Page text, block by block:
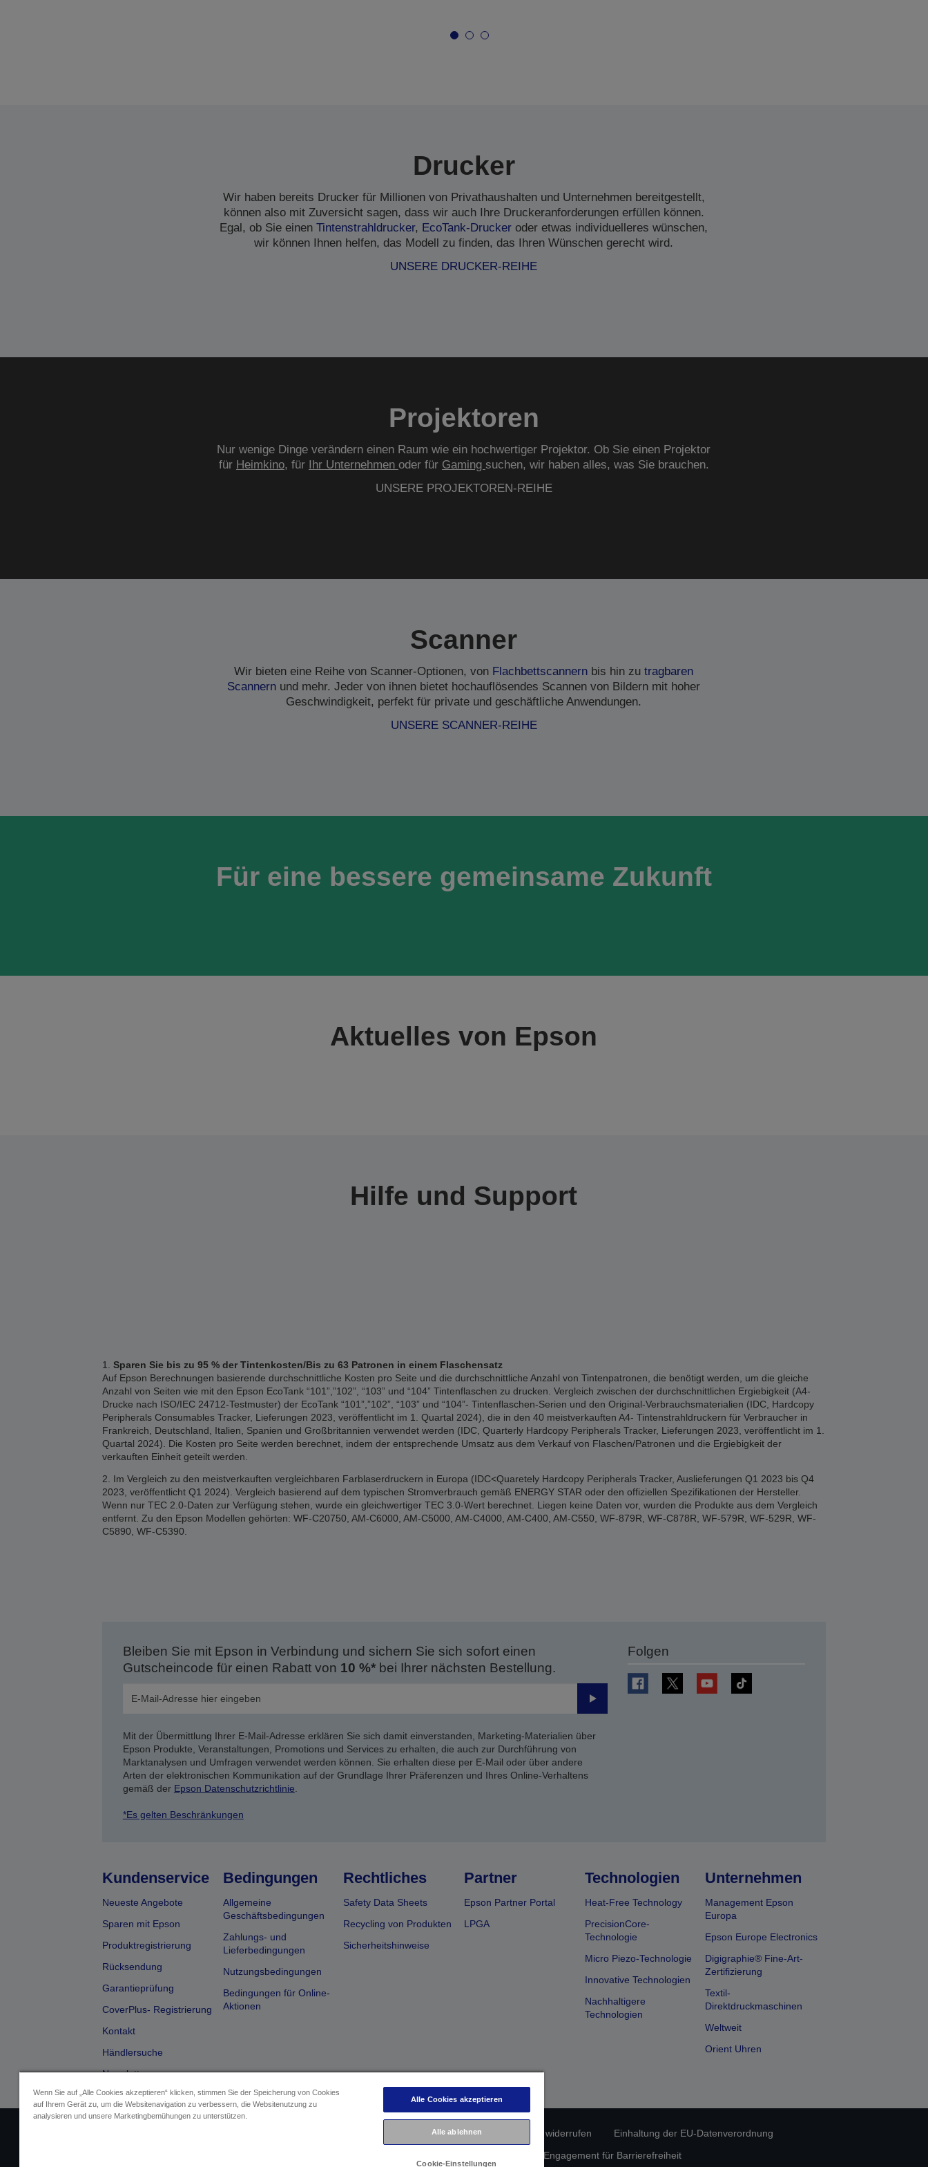
Drucker
Wir haben bereits Drucker für Millionen von Privathaushalten und Unternehmen bereitgestellt,
können also mit Zuversicht sagen, dass wir auch Ihre Druckeranforderungen erfüllen können.
Egal, ob Sie einenTintenstrahldrucker, EcoTank-Drucker oder etwas individuelleres wünschen,
wir können Ihnen helfen, das Modell zu finden, das Ihren Wünschen gerecht wird.
UNSERE DRUCKER-REIHE
Projektoren
Nur wenige Dinge verändern einen Raum wie ein hochwertiger Projektor. Ob Sie einen Projektor
für Heimkino, für Ihr Unternehmen oder für Gaming suchen, wir haben alles, was Sie brauchen.
UNSERE PROJEKTOREN-REIHE
Scanner
Wir bieten eine Reihe von Scanner-Optionen, von Flachbettscannern bis hin zutragbaren
Scannern und mehr. Jeder von ihnen bietet hochauflösendes Scannen von Bildern mit hoher
Geschwindigkeit, perfekt für private und geschäftliche Anwendungen.
UNSERE SCANNER-REIHE
Für eine bessere gemeinsame Zukunft
Aktuelles von Epson
Hilfe und Support
1. Sparen Sie bis zu 95 % der Tintenkosten/Bis zu 63 Patronen in einem Flaschensatz
Auf Epson Berechnungen basierende durchschnittliche Kosten pro Seite und die durchschnittliche Anzahl von Tintenpatronen, die benötigt werden, um die gleiche
Anzahl von Seiten wie mit den Epson EcoTank “101”,”102”, “103” und “104” Tintenflaschen zu drucken. Vergleich zwischen der durchschnittlichen Ergiebigkeit (A4-
Drucke nach ISO/IEC 24712-Testmuster) der EcoTank “101”,”102”, “103” und “104”- Tintenflaschen-Serien und den Original-Verbrauchsmaterialien (IDC, Hardcopy
Peripherals Consumables Tracker, Lieferungen 2023, veröffentlicht im 1. Quartal 2024), die in den 40 meistverkauften A4- Tintenstrahldruckern für Verbraucher in
Frankreich, Deutschland, Italien, Spanien und Großbritannien verwendet werden (IDC, Quarterly Hardcopy Peripherals Tracker, Lieferungen 2023, veröffentlicht im 1.
Quartal 2024). Die Kosten pro Seite werden berechnet, indem der entsprechende Umsatz aus dem Verkauf von Flaschen/Patronen und die Ergiebigkeit der
verkauften Einheit geteilt werden.
2. Im Vergleich zu den meistverkauften vergleichbaren Farblaserdruckern in Europa (IDC<Quaretely Hardcopy Peripherals Tracker, Auslieferungen Q1 2023 bis Q4
2023, veröffentlicht Q1 2024). Vergleich basierend auf dem typischen Stromverbrauch gemäß ENERGY STAR oder den offiziellen Spezifikationen der Hersteller.
Wenn nur TEC 2.0-Daten zur Verfügung stehen, wurde ein gleichwertiger TEC 3.0-Wert berechnet. Liegen keine Daten vor, wurden die Produkte aus dem Vergleich
entfernt. Zu den Epson Modellen gehörten: WF-C20750, AM-C6000, AM-C5000, AM-C4000, AM-C400, AM-C550, WF-879R, WF-C878R, WF-579R, WF-529R, WF-
C5890, WF-C5390.
Bleiben Sie mit Epson in Verbindung und sichern Sie sich sofort einen
Gutscheincode für einen Rabatt von 10 %*bei Ihrer nächsten Bestellung.
Senden
Mit der Übermittlung Ihrer E-Mail-Adresse erklären Sie sich damit einverstanden, Marketing-Materialien über
Epson Produkte, Veranstaltungen, Promotions und Services zu erhalten, die auch zur Durchführung von
Marktanalysen und Umfragen verwendet werden können. Sie erhalten diese per E-Mail oder über andere
Arten der elektronischen Kommunikation auf der Grundlage Ihrer Präferenzen und Ihres Online-Verhaltens
gemäß der Epson Datenschutzrichtlinie
*Es gelten Beschränkungen
Folgen
Kundenservice
Neueste Angebote
Sparen mit Epson
Produktregistrierung
Rücksendung
Garantieprüfung
CoverPlus- Registrierung
Kontakt
Händlersuche
Newsletter
Bedingungen
Allgemeine
Geschäftsbedingungen
Zahlungs- und
Lieferbedingungen
Nutzungsbedingungen
Bedingungen für Online-
Aktionen
Rechtliches
Safety Data Sheets
Recycling von Produkten
Sicherheitshinweise
Partner
Epson Partner Portal
LPGA
Technologien
Heat-Free Technology
PrecisionCore-
Technologie
Micro Piezo-Technologie
Innovative Technologien
Nachhaltigere
Technologien
Unternehmen
Management Epson
Europa
Epson Europe Electronics
Digigraphie® Fine-Art-
Zertifizierung
Textil-
Direktdruckmaschinen
Weltweit
Orient Uhren
Datenschutzrichtlinie Vertrag widerrufen
Einhaltung der EU-Datenverordnung
Epson Engagement für Barrierefreiheit
Wenn Sie auf „Alle Cookies akzeptieren“ klicken, stimmen Sie der Speicherung von Cookies
auf Ihrem Gerät zu, um die Websitenavigation zu verbessern, die Websitenutzung zu
analysieren und unsere Marketingbemühungen zu unterstützen.
Alle Cookies akzeptieren
Alle ablehnen
Cookie-Einstellungen